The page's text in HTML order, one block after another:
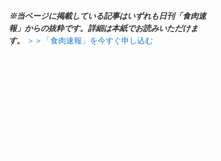
※当ページに掲載している記事はいずれも日刊「食肉速
報」からの抜粋です。詳細は本紙でお読みいただけま
す。
＞＞「食肉速報」を今すぐ申し込む